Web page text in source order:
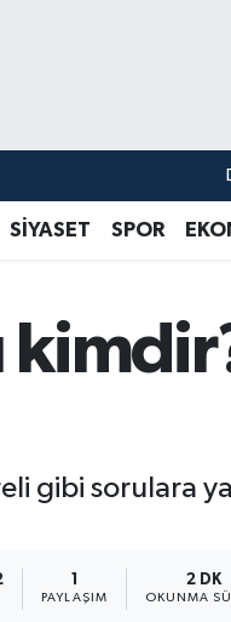
SİYASET SPOR
gibi sorulara
1
PAYLAŞIM
2 DK
OKUNMA